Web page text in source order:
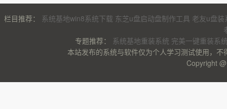
栏目推荐： 系统基地win8系统下载 东芝u盘启动盘制作工具 老友u盘装
专题推荐：
系统基地重装系统 完美一键重装系
本站发布的系统与软件仅为个人学习测试使用，
Copyright